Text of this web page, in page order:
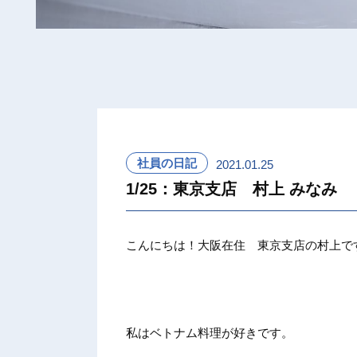
社員の日記 2021.01.25
1/25：東京支店 村上 みなみ
こんにちは！大阪在住 東京支店の村上で
私はベトナム料理が好きです。